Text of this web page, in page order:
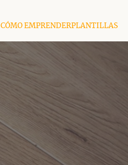
CÓMO EMPRENDERPLANTILLAS